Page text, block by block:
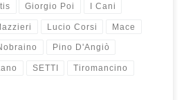
Giorgio Poi I Cani
Lucio Corsi Mace
Pino D'Angiò
SETTI Tiromancino